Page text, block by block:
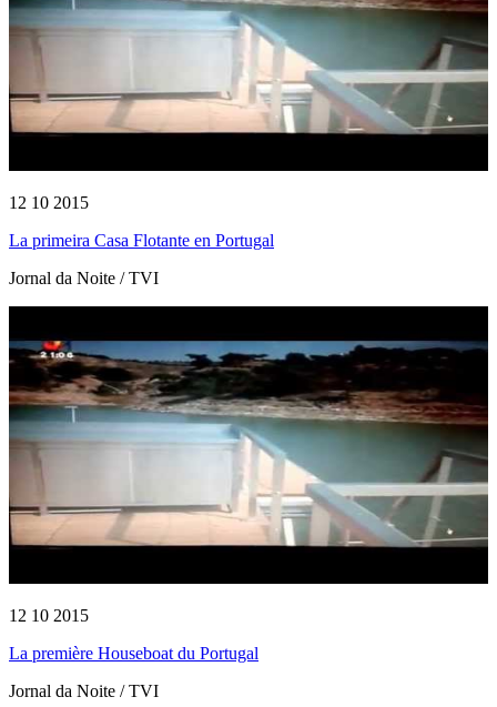
12 10 2015
La primeira Casa Flotante en Portugal
Jornal da Noite / TVI
12 10 2015
La première Houseboat du Portugal
Jornal da Noite / TVI